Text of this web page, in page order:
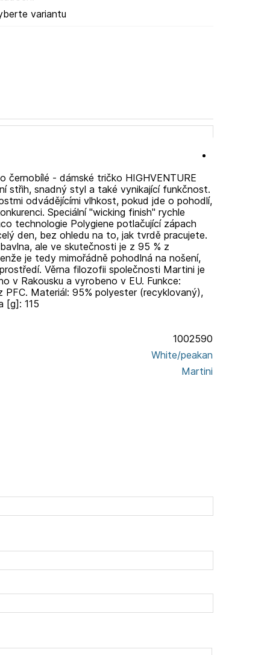
variantu
černobílé - dámské tričko HIGHVENTURE
střih, snadný styl a také vynikající funkčnost.
odvádějícími vlhkost, pokud jde o pohodlí,
Speciální "wicking finish" rychle
technologie Polygiene potlačující zápach
den, bez ohledu na to, jak tvrdě pracujete.
ale ve skutečnosti je z 95 % z
je tedy mimořádně pohodlná na nošení,
Věrna filozofii společnosti Martini je
v Rakousku a vyrobeno v EU. Funkce:
Materiál: 95% polyester (recyklovaný),
[g]: 115
1002590
White/peakan
Martini